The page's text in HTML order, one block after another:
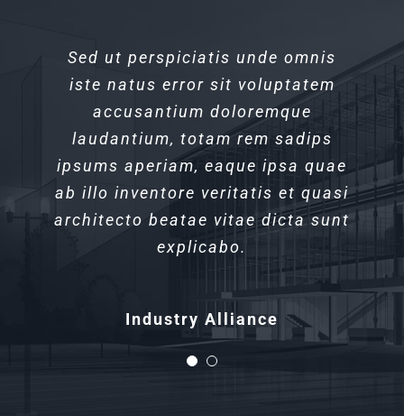
Sed ut perspiciatis unde omnis
iste natus error sit voluptatem
accusantium doloremque
laudantium, totam rem sadips
ipsums aperiam, eaque ipsa quae
ab illo inventore veritatis et quasi
architecto beatae vitae dicta sunt
explicabo.
Industry Alliance
Sed ut perspiciatis unde omnis
iste natus error sit voluptatem
accusantium doloremque
laudantium, totam rem sadips
ipsums aperiam, eaque ipsa quae
ab illo inventore veritatis et quasi
architecto beatae vitae dicta sunt
explicabo.
Xtra Technologies